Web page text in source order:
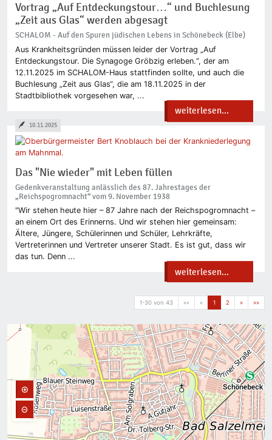
Vortrag „Auf Entdeckungstour…“ und Buchlesung
„Zeit aus Glas“ werden abgesagt
SCHALOM - Auf den Spuren jüdischen Lebens in Schönebeck (Elbe)
Aus Krankheitsgründen müssen leider der Vortrag „Auf
Entdeckungstour. Die Synagoge Gröbzig erleben.“, der am
12.11.2025 im SCHALOM-Haus stattfinden sollte, und auch die
Buchlesung „Zeit aus Glas“, die am 18.11.2025 in der
Stadtbibliothek vorgesehen war, ...
weiterlesen...
Das "Nie wieder" mit Leben füllen
Gedenkveranstaltung anlässlich des 87. Jahrestages der
„Reichspogromnacht“ vom 9. November 1938
"Wir stehen heute hier – 87 Jahre nach der Reichspogromnacht –
an einem Ort des Erinnerns. Und wir stehen hier gemeinsam:
Ältere, Jüngere, Schülerinnen und Schüler, Lehrkräfte,
Vertreterinnen und Vertreter unserer Stadt. Es ist gut, dass wir
das tun. Denn ...
weiterlesen...
10.11.2025
1-30 von 43 «« « 1 2 » »»